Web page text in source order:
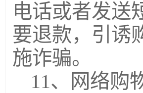
电话或者发送
要退款，引诱
施诈骗。
11、网络购